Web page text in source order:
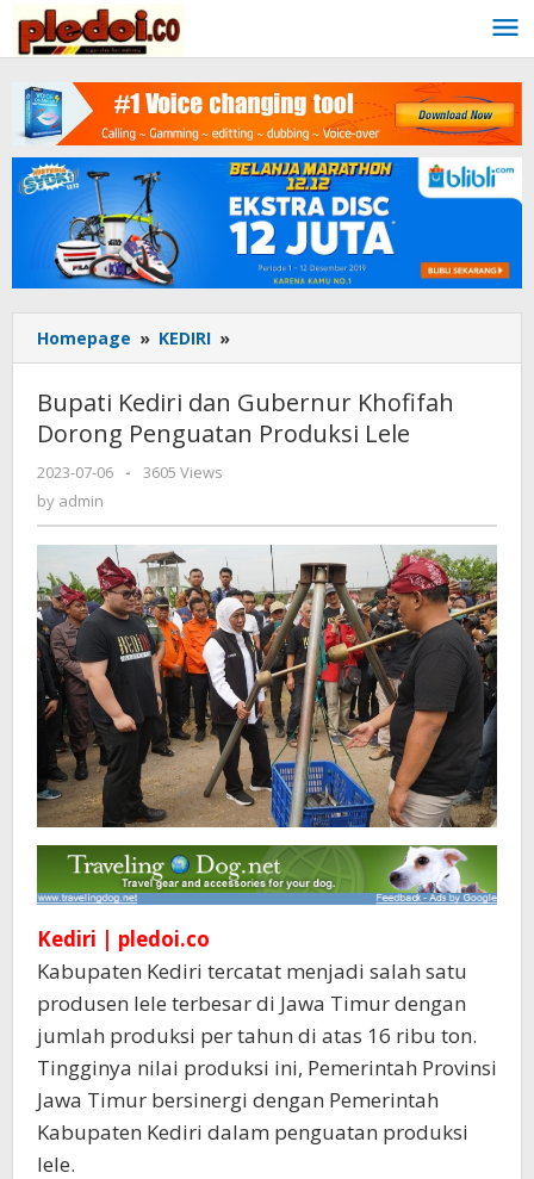
content
Homepage » KEDIRI »
Kediri
Gubernur
Khofifah
Bupati Kediri dan Gubernur Khofifah
Dorong Penguatan Produksi Lele
2023-07-06
by
-
3605 Views
by admin
Kediri | pledoi.co
Kabupaten Kediri tercatat menjadi salah satu
produsen lele terbesar di Jawa Timur dengan
jumlah produksi per tahun di atas 16 ribu ton.
Tingginya nilai produksi ini, Pemerintah Provinsi
Jawa Timur bersinergi dengan Pemerintah
Kabupaten Kediri dalam penguatan produksi
lele.